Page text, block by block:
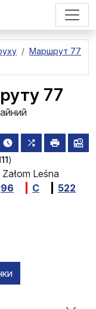
Маршрут 77
77
11)
зупинки на
найближчі
всі
Załom Leśna
96 C 522